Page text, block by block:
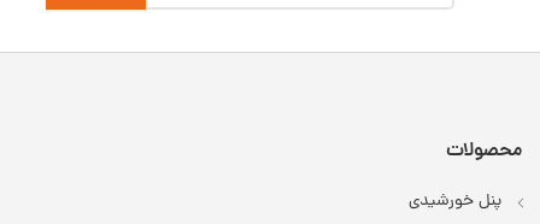
محصولات
پنل خورشیدی